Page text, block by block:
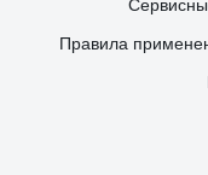
Правила